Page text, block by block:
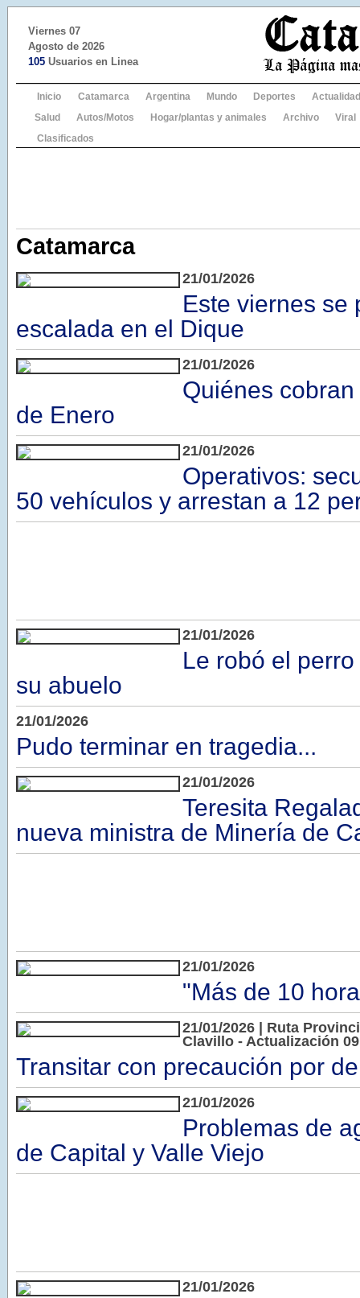
Viernes 07
Agosto de 2026
105 Usuarios en Linea
Inicio Catamarca Argentina Mundo Deportes
Actualidad
Salud
Autos/Motos Hogar/plantas y animales Archivo
Viral
Clasificados
Catamarca
21/01/2026
Este viernes se
escalada en el Dique
21/01/2026
Quiénes
de Enero
21/01/2026
Operativos:
50 vehículos y arrestan a 12
21/01/2026
Le robó el
su abuelo
21/01/2026
Pudo terminar en tragedia...
21/01/2026
Teresita
nueva ministra de Minería de
21/01/2026
"Más de 10
21/01/2026 | Ruta
Clavillo - Actualización
Transitar con precaución por
21/01/2026
Problemas de
de Capital y Valle Viejo
21/01/2026